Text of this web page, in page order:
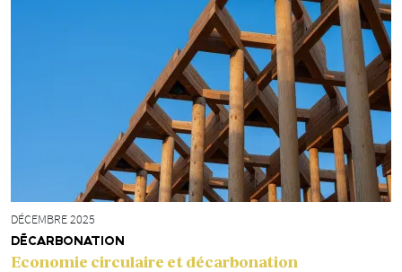
DÉCEMBRE 2025
DÉCARBONATION
Economie circulaire et décarbonation